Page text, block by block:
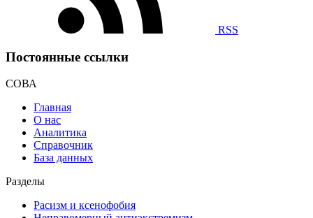
RSS
Постоянные ссылки
СОВА
Главная
О нас
Аналитика
Справочник
База данных
Разделы
Расизм и ксенофобия